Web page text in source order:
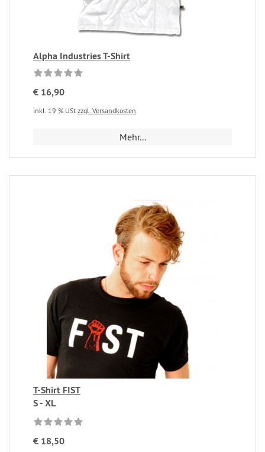
Alpha Industries T-Shirt
€ 16,90
inkl. 19 % USt zzgl. Versandkosten
Mehr...
T-Shirt FIST
S - XL
€ 18,50